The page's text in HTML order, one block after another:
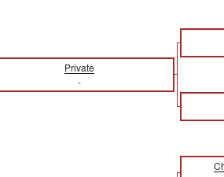
Private
-